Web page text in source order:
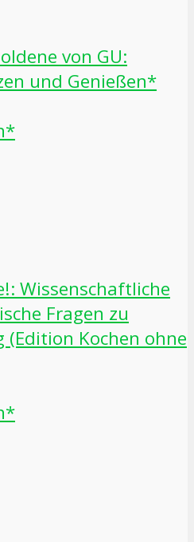
von GU:
und Genießen*
Wissenschaftliche
Fragen zu
(Edition Kochen ohne